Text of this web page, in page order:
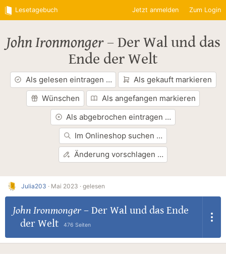
Lesetagebuch Jetzt anmelden Zum Login
John Ironmonger– Der Wal und das
Ende der Welt
Als gelesen eintragen …
Als gekauft markieren
Wünschen
Als angefangen markieren
Als abgebrochen eintragen …
Im Onlineshop suchen …
Änderung vorschlagen …
Julia203 · Mai 2023 · gelesen
John Ironmonger– Der Wal und das Ende
der Welt
476 Seiten